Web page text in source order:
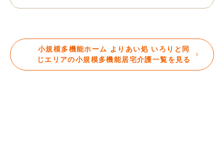
小規模多機能ホーム よりあい処 いろりと同
じエリアの小規模多機能居宅介護一覧を見る